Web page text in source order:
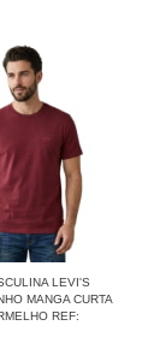
LEVI'S
MANGA CURTA
REF: